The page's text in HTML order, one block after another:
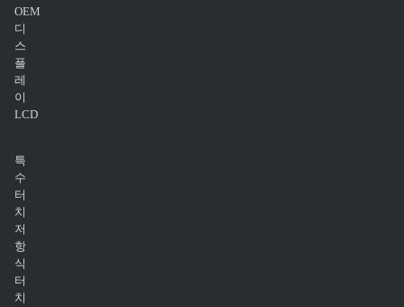
OEM
디
스
플
레
이
LCD
특
수
터
치
저
항
식
터
치